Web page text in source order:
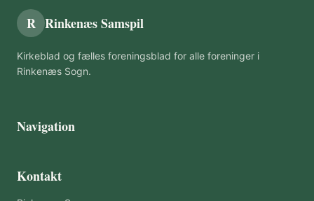
R Rinkenæs Samspil
Kirkeblad og fælles foreningsblad for alle foreninger i
Rinkenæs Sogn.
Navigation
Kontakt